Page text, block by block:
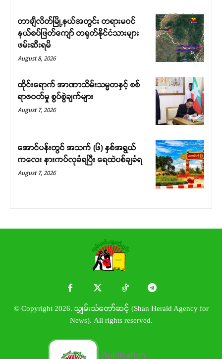
တာချီလိတ်မြို့နယ်အတွင်း တရားမဝင်
နယ်စပ်ဖြတ်ကျော် တရုတ်နိုင်ငံသားများ
ဖမ်းဆီးရမိ
August 8, 2026
ထိုင်းရောက် အာဏာသိမ်းသမ္မတနှင့် စစ်
ရာဇဝတ်မှု စွပ်စွဲချက်များ
August 7, 2026
အောင်ပန်းတွင် အသက် (၆) နှစ်အရွယ်
ကလေး နားကပ်လုခံရပြီး ရေထဲပစ်ချခံရ
August 7, 2026
© Copyright 2026. သျှမ်းသံတော်ဆင့် (Shan Herald Agency for
News). All rights reserved.